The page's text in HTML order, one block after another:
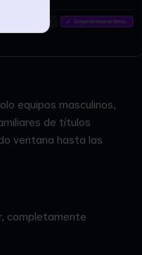
equipos masculinos,
de títulos
ventana hasta las
completamente